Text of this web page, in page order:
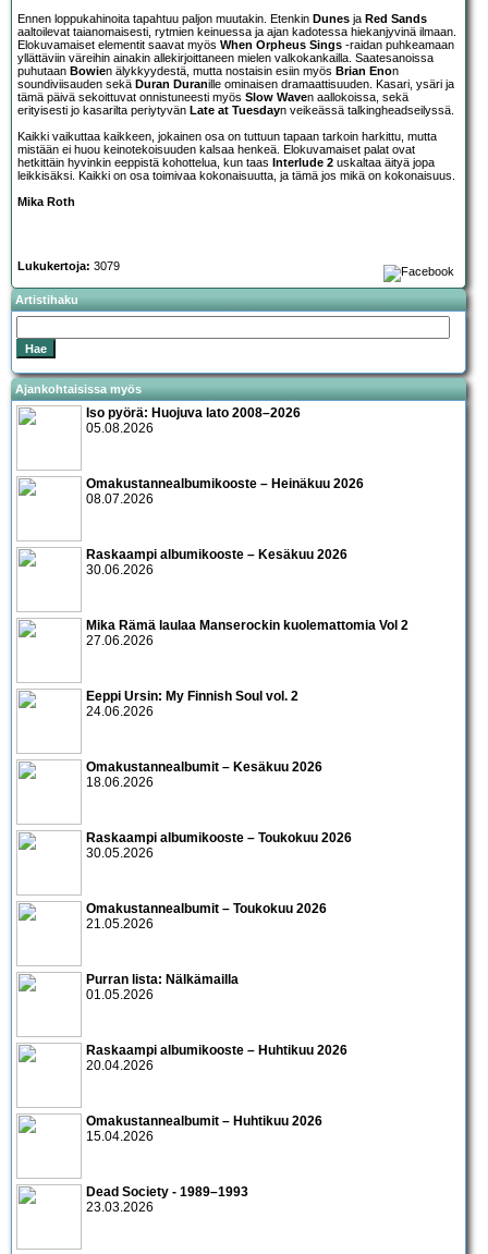
Ennen loppukahinoita tapahtuu paljon muutakin. Etenkin Dunes ja Red Sands
aaltoilevat taianomaisesti, rytmien keinuessa ja ajan kadotessa hiekanjyvinä ilmaan.
Elokuvamaiset elementit saavat myös When Orpheus Sings -raidan puhkeamaan
yllättäviin väreihin ainakin allekirjoittaneen mielen valkokankailla. Saatesanoissa
puhutaan Bowien älykkyydestä, mutta nostaisin esiin myös Brian Enon
soundiviisauden sekä Duran Duranille ominaisen dramaattisuuden. Kasari, ysäri ja
tämä päivä sekoittuvat onnistuneesti myös Slow Waven aallokoissa, sekä
erityisesti jo kasarilta periytyvän Late at Tuesdayn veikeässä talkingheadseilyssä.
Kaikki vaikuttaa kaikkeen, jokainen osa on tuttuun tapaan tarkoin harkittu, mutta
mistään ei huou keinotekoisuuden kalsaa henkeä. Elokuvamaiset palat ovat
hetkittäin hyvinkin eeppistä kohottelua, kun taas Interlude 2 uskaltaa äityä jopa
leikkisäksi. Kaikki on osa toimivaa kokonaisuutta, ja tämä jos mikä on kokonaisuus.
Mika Roth
Lukukertoja: 3079
Artistihaku
Ajankohtaisissa myös
Iso pyörä: Huojuva lato 2008–2026
05.08.2026
Omakustannealbumikooste – Heinäkuu 2026
08.07.2026
Raskaampi albumikooste – Kesäkuu 2026
30.06.2026
Mika Rämä laulaa Manserockin kuolemattomia Vol 2
27.06.2026
Eeppi Ursin: My Finnish Soul vol. 2
24.06.2026
Omakustannealbumit – Kesäkuu 2026
18.06.2026
Raskaampi albumikooste – Toukokuu 2026
30.05.2026
Omakustannealbumit – Toukokuu 2026
21.05.2026
Purran lista: Nälkämailla
01.05.2026
Raskaampi albumikooste – Huhtikuu 2026
20.04.2026
Omakustannealbumit – Huhtikuu 2026
15.04.2026
Dead Society - 1989–1993
23.03.2026